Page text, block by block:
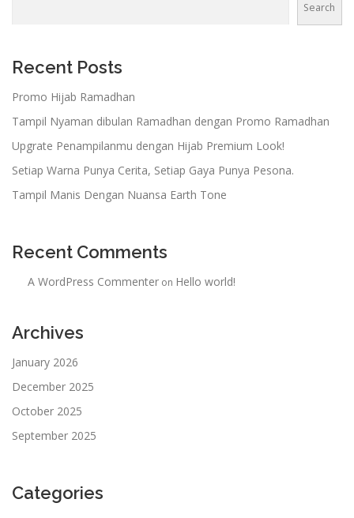
Search
Recent Posts
Promo Hijab Ramadhan
Tampil Nyaman dibulan Ramadhan dengan Promo Ramadhan
Upgrate Penampilanmu dengan Hijab Premium Look!
Setiap Warna Punya Cerita, Setiap Gaya Punya Pesona.
Tampil Manis Dengan Nuansa Earth Tone
Recent Comments
A WordPress Commenter on Hello world!
Archives
January 2026
December 2025
October 2025
September 2025
Categories